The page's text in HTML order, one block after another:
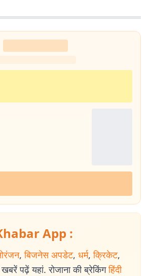
साल से अधिक समय से झारखंड डेस्क पर काम कर रहा
के क्षेत्र में भी काम किया हूं. इसके अलावा स्पोर्ट्स
App :
, बिजनेस अपडेट, धर्म, क्रिकेट,
पढ़ें यहां. रोजाना की ब्रेकिंग हिंदी